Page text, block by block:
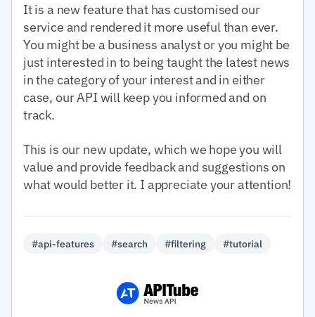
It is a new feature that has customised our
service and rendered it more useful than ever.
You might be a business analyst or you might be
just interested in to being taught the latest news
in the category of your interest and in either
case, our API will keep you informed and on
track.
This is our new update, which we hope you will
value and provide feedback and suggestions on
what would better it. I appreciate your attention!
#api-features #search #filtering #tutorial